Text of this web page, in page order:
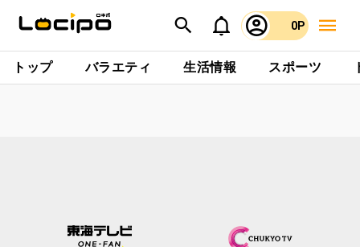
0P
トップ バラエティ 生活情報 スポーツ